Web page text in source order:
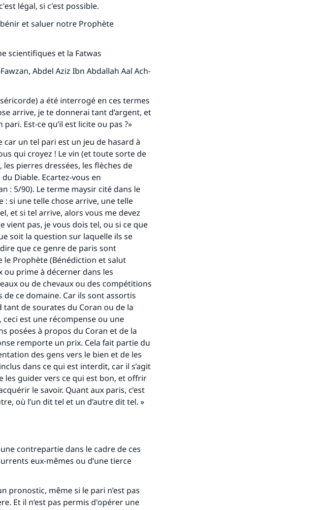
légal, si c'est possible.
bénir et saluer notre Prophète
scientifiques et la Fatwas
Abdel Aziz Ibn Abdallah Aal Ach-
a été interrogé en ces termes
arrive, je te donnerai tant d’argent, et
Est-ce qu’il est licite ou pas ?»
car un tel pari est un jeu de hasard à
qui croyez ! Le vin (et toute sorte de
les pierres dressées, les flèches de
Diable. Ecartez-vous en
: 5/90). Le terme maysir cité dans le
: si une telle chose arrive, une telle
et si tel arrive, alors vous me devez
vient pas, je vous dois tel, ou si ce que
soit la question sur laquelle ils se
que ce genre de paris sont
le Prophète (Bénédiction et salut
ou prime à décerner dans les
ou de chevaux ou des compétitions
ce domaine. Car ils sont assortis
tant de sourates du Coran ou de la
ceci est une récompense ou une
posées à propos du Coran et de la
remporte un prix. Cela fait partie du
des gens vers le bien et de les
dans ce qui est interdit, car il s’agit
les guider vers ce qui est bon, et offrir
le savoir. Quant aux paris, c’est
où l’un dit tel et un d’autre dit tel. »
contrepartie dans le cadre de ces
eux-mêmes ou d’une tierce
pronostic, même si le pari n’est pas
Et il n’est pas permis d'opérer une